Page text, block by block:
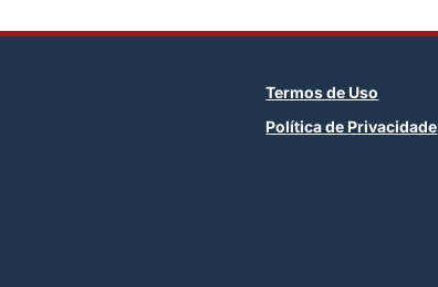
Termos de Uso
Política de Privacidade